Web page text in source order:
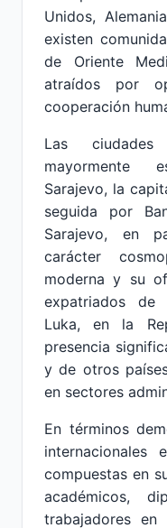
Unidos,
existen
de Oriente
atraídos por
cooperación
Las
mayormente
Sarajevo, la
seguida por
Sarajevo, en
carácter
moderna y su
expatriados de
Luka, en la
presencia
y de otros
en sectores
En términos
internacionales
compuestas en
académicos,
trabajadores